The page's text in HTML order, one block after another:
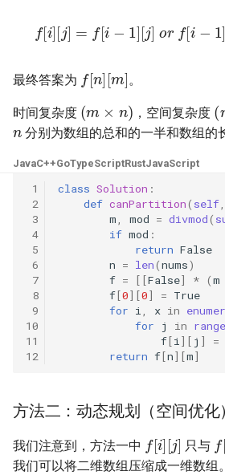
27. 二叉树的镜像
28. 对称的二叉树
29. 顺时针打印矩阵
30. 包含 min 函数的栈
31. 栈的压入、弹出序列
32.1. 从上到下打印二叉树
32.2. 从上到下打印二叉树 II
32.3. 从上到下打印二叉树 III
33. 二叉搜索树的后序遍历序
列
34. 二叉树中和为某一值的路
23. 两个链表的第一个重合节
点
24. 反转链表
25. 链表中的两数相加
26. 重排链表
27. 回文链表
28. 展平多级双向链表
29. 排序的循环链表
30. 插入、删除和随机访问都
是 O(1) 的容器
31. 最近最少使用缓存
4.1. 节点间通路
4.2. 最小高度树
4.3. 特定深度节点链表
4.5. 合法二叉搜索树
4.6. 后继者
4.8. 首个共同祖先
4.9. 二叉搜索树序列
4.10. 检查子树
5.1. 插入
5.2. 二进制数转字符串
f[i] [j] =f[ 1][j orf[ 1
最终答案为
f[ n][ m
。
时间复杂度
( )
，空间复杂度
(
n
分别为数组的总和的一半和数组的
JavaC++GoTypeScriptRustJavaScript
1
2
3
4
5
6
7
8
9
10
11
12
class Solution :
def canPartition( self,
m, mod = divmod(
if mod :
return False
n = len(nums)
f = [[False] * (m
f [0][0] = True
for i, x in
for
j in range
f [i][ j ] =
return f [n][m]
方法二：动态规划（空间优化
我们注意到，方法一中
f[i][ j]
只与
f
我们可以将二维数组压缩成一维数组。